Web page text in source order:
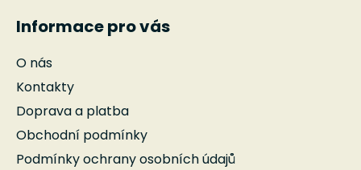
Informace pro vás
O nás
Kontakty
Doprava a platba
Obchodní podmínky
Podmínky ochrany osobních údajů